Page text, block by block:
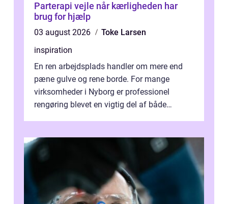
Parterapi vejle når kærligheden har
brug for hjælp
03 august 2026
Toke Larsen
inspiration
En ren arbejdsplads handler om mere end
pæne gulve og rene borde. For mange
virksomheder i Nyborg er professionel
rengøring blevet en vigtig del af både